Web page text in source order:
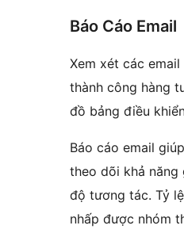
Báo Cáo Email
Xem xét các
thành công hàng
đồ bảng điều
Báo cáo email
theo dõi khả
độ tương tác. Tỷ
nhấp được nhóm